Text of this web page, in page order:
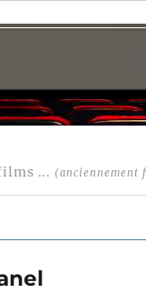
... (anciennement